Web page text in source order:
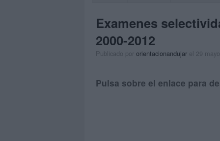
Examenes
2000-2012
Publicado por orientacionandujar el 29
Pulsa sobre el enlace para